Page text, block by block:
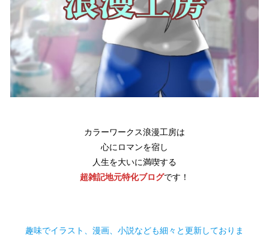
カラーワークス浪漫工房は
心にロマンを宿し
超雑記地元特化ブログです！
趣味でイラスト、漫画、小説なども細々と更新しておりま